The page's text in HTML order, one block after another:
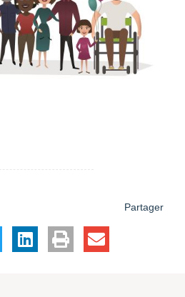
Partager